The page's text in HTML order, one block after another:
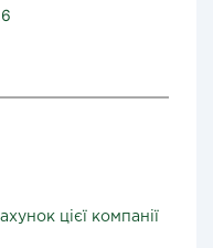
цієї компанії